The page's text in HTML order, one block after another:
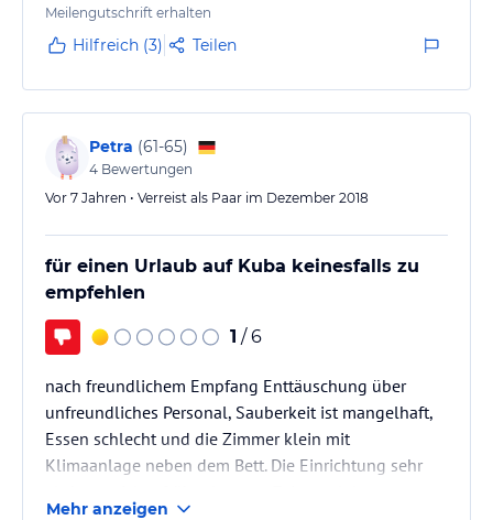
Krabbeltierchen im Bett), Blut und andere
Körperflüssigkeiten auf den Laken, Zimmer total
Klimaanlage vorhanden aber ohne Funktion. Die
Zimmer sind klein und nicht sauber haben aber eine
schöne Aussicht auf das…
Meilengutschrift erhalten
Hilfreich (3) Teilen
Petra (61-65)
4 Bewertungen
Vor 7 Jahren • Verreist als Paar im Dezember 2018
für einen Urlaub auf Kuba keinesfalls zu
empfehlen
1 / 6
nach freundlichem Empfang Enttäuschung über
unfreundliches Personal, Sauberkeit ist mangelhaft,
Essen schlecht und die Zimmer klein mit
Klimaanlage neben dem Bett. Die Einrichtung sehr
Mehr anzeigen